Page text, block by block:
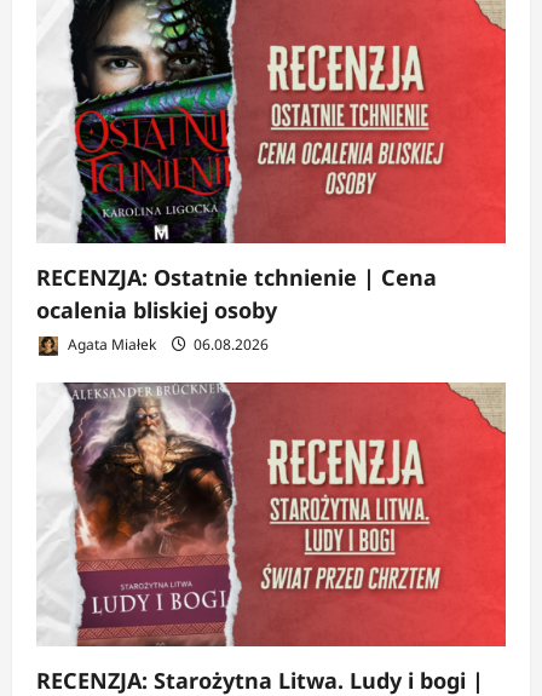
RECENZJA: Ostatnie tchnienie | Cena
ocalenia bliskiej osoby
Agata Miałek 06.08.2026
RECENZJA: Starożytna Litwa. Ludy i bogi |